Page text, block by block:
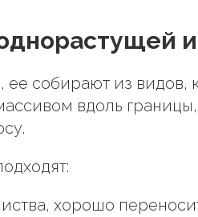
ее собирают из видов,
вдоль границы,
хорошо